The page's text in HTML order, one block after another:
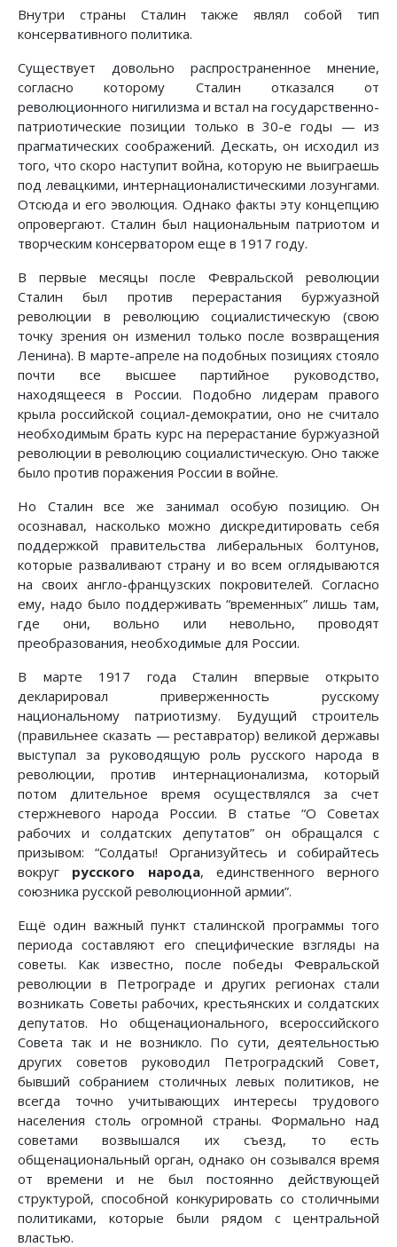
Внутри страны Сталин также являл собой тип
консервативного политика.
Существует довольно распространенное мнение,
согласно которому Сталин отказался от
революционного нигилизма и встал на государственно-
патриотические позиции только в 30-е годы — из
прагматических соображений. Дескать, он исходил из
того, что скоро наступит война, которую не выиграешь
под левацкими, интернационалистическими лозунгами.
Отсюда и его эволюция. Однако факты эту концепцию
опровергают. Сталин был национальным патриотом и
творческим консерватором еще в 1917 году.
В первые месяцы после Февральской революции
Сталин был против перерастания буржуазной
революции в революцию социалистическую (свою
точку зрения он изменил только после возвращения
Ленина). В марте-апреле на подобных позициях стояло
почти все высшее партийное руководство,
находящееся в России. Подобно лидерам правого
крыла российской социал-демократии, оно не считало
необходимым брать курс на перерастание буржуазной
революции в революцию социалистическую. Оно также
было против поражения России в войне.
Но Сталин все же занимал особую позицию. Он
осознавал, насколько можно дискредитировать себя
поддержкой правительства либеральных болтунов,
которые разваливают страну и во всем оглядываются
на своих англо-французских покровителей. Согласно
ему, надо было поддерживать “временных” лишь там,
где они, вольно или невольно, проводят
преобразования, необходимые для России.
В марте 1917 года Сталин впервые открыто
декларировал приверженность русскому
национальному патриотизму. Будущий строитель
(правильнее сказать — реставратор) великой державы
выступал за руководящую роль русского народа в
революции, против интернационализма, который
потом дли­тельное время осуществлялся за счет
стержневого народа России. В статье “О Советах
рабочих и солдатских депутатов” он обращался с
призывом: “Солдаты! Организуйтесь и собирайтесь
вокруг русского народа, единственного верного
союзника русской революционной армии”.
Ещё один важный пункт сталинской программы того
периода составляют его специфические взгляды на
советы. Как известно, после победы Фев­ральской
революции в Петрограде и других регионах стали
возникать Советы рабочих, крестьянских и солдатских
депутатов. Но общенационального, все­российского
Совета так и не возникло. По сути, деятельностью
других советов руководил Петроградский Совет,
бывший собранием столичных левых политиков, не
всегда точно учитывающих интересы трудового
населения столь огромной страны. Формально над
советами возвышался их съезд, то есть
общенациональный орган, однако он созывался время
от времени и не был постоянно действующей
структурой, способной конкурировать со столичными
политиками, которые были рядом с центральной
властью.